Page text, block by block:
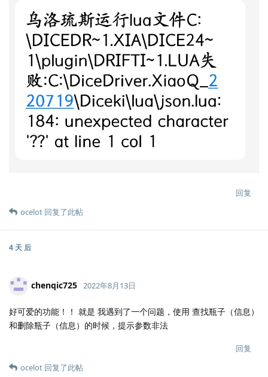
回复
ocelot 回复了此帖
4 天 后
chenqic725 2022年8月13日
好可爱的功能！！ 就是 我遇到了一个问题，使用 查找瓶子（信息）
和删除瓶子（信息）的时候，提示参数非法
回复
ocelot 回复了此帖